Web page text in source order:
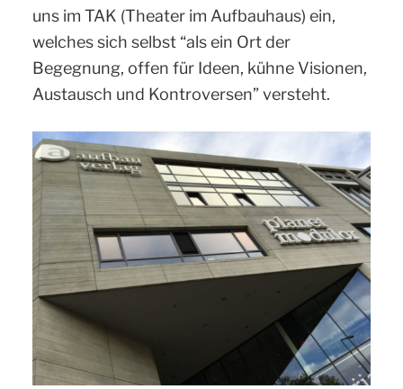
uns im TAK (Theater im Aufbauhaus) ein,
welches sich selbst “als ein Ort der
Begegnung, offen für Ideen, kühne Visionen,
Austausch und Kontroversen” versteht.